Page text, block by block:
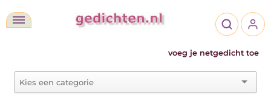
voeg je netgedicht toe